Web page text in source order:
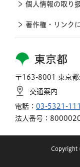
東京都
〒163-8001 東京都
交通案内
電話： 03-5321-
法人番号：
個人情報の取り
著作権・リンク
Copyright